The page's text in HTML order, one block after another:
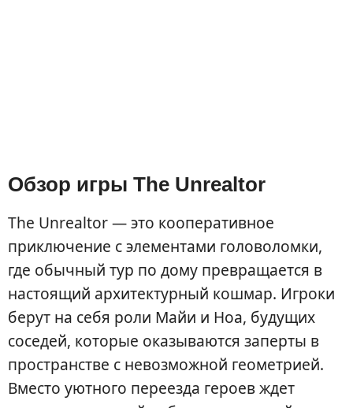
Обзор игры The Unrealtor
The Unrealtor — это кооперативное
приключение с элементами головоломки,
где обычный тур по дому превращается в
настоящий архитектурный кошмар. Игроки
берут на себя роли Майи и Ноа, будущих
соседей, которые оказываются заперты в
пространстве с невозможной геометрией.
Вместо уютного переезда героев ждет